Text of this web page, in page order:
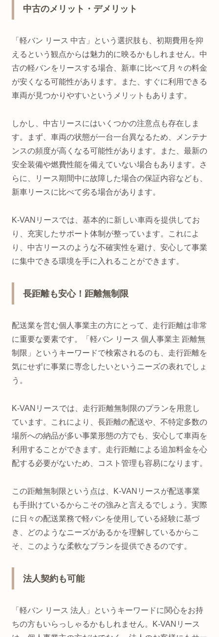
中古のメリット・デメリット
「軽バン リース 中古」という選択肢も、初期費用を抑
えるという観点からは魅力的に映るかもしれません。中
古の軽バンをリースする場合、新車に比べて月々の料金
が安くなる可能性があります。また、すぐに利用できる
車両が見つかりやすいというメリットもあります。
しかし、中古リースにはいくつかの注意点も存在しま
す。まず、車両の状態が一台一台異なるため、メンテナ
ンスの頻度が高くなる可能性があります。また、最新の
安全装備や燃費性能を備えていない場合もあります。さ
らに、リース期間中に故障した場合の保証内容なども、
新車リースに比べて劣る場合があります。
K-VANリースでは、基本的に新しい車両を提供してお
り、充実したサポート体制が整っています。これによ
り、中古リースのような不確実性を避け、安心して事業
に集中できる環境を手に入れることができます。
長距離も安心！距離無制限
配送業を営む個人事業主の方にとって、走行距離は非常
に重要な要素です。「軽バン リース 個人事業主 距離無
制限」というキーワードで検索されるのも、走行距離を
気にせずに事業に専念したいというニーズの表れでしょ
う。
K-VANリースでは、走行距離無制限のプランを用意し
ています。これにより、長距離の配送や、不特定多数の
場所への納品が多い事業形態の方でも、安心して車両を
利用することができます。走行距離による追加料金を心
配する必要がないため、コスト管理も容易になります。
この距離無制限という点は、K-VANリースが配送事業
も手掛けているからこその強みと言えるでしょう。実際
に日々の配送業務で軽バンを使用している経験に基づ
き、どのようなニーズがあるかを理解しているからこ
そ、このような柔軟なプランを提供できるのです。
法人契約も可能
「軽バン リース 法人」というキーワードに関心をお持
ちの方もいらっしゃるかもしれません。K-VANリース